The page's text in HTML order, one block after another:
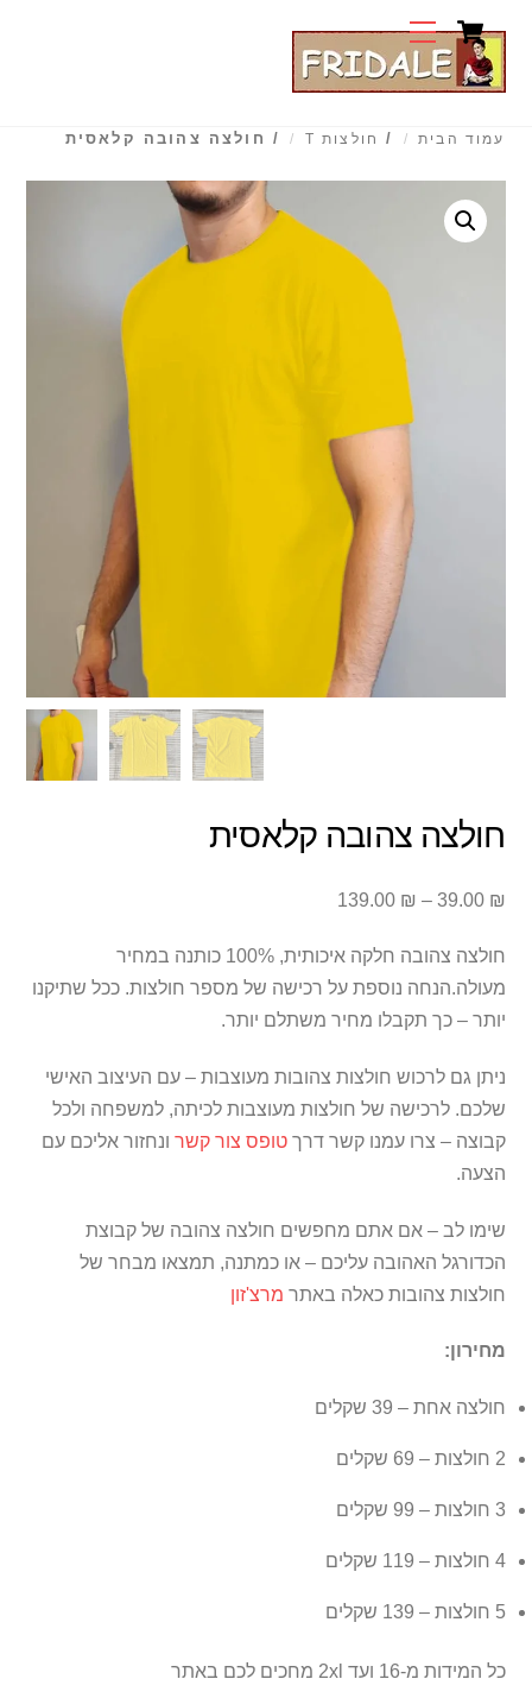
content
MenuCart
עמוד הבית / חולצות T / חולצה צהובה קלאסית
חולצה צהובה קלאסית
39.00 ₪
–
139.00 ₪
⁦39.00 ₪⁩
עד
⁦139.00 ₪⁩
חולצה צהובה חלקה איכותית, 100% כותנה במחיר
מעולה.הנחה נוספת על רכישה של מספר חולצות. ככל שתיקנו
יותר – כך תקבלו מחיר משתלם יותר.
ניתן גם לרכוש חולצות צהובות מעוצבות – עם העיצוב האישי
שלכם. לרכישה של חולצות מעוצבות לכיתה, למשפחה ולכל
קבוצה – צרו עמנו קשר דרךטופס צור קשר ונחזור אליכם עם
הצעה.
שימו לב – אם אתם מחפשים חולצה צהובה של קבוצת
הכדורגל האהובה עליכם – או כמתנה, תמצאו מבחר של
חולצות צהובות כאלה באתר מרצ'זון
מחירון:
חולצה אחת – 39 שקלים
2 חולצות – 69 שקלים
3 חולצות – 99 שקלים
4 חולצות – 119 שקלים
5 חולצות – 139 שקלים
כל המידות מ-16 ועד 2xl מחכים לכם באתר